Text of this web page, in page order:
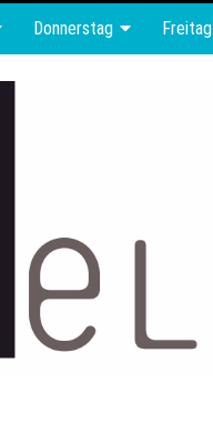
Donnerstag Freitag